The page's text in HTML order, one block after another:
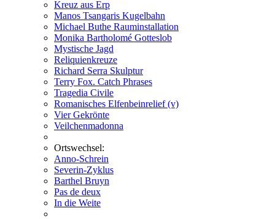
Kreuz aus Erp
Manos Tsangaris Kugelbahn
Michael Buthe Rauminstallation
Monika Bartholomé Gotteslob
Mystische Jagd
Reliquienkreuze
Richard Serra Skulptur
Terry Fox. Catch Phrases
Tragedia Civile
Romanisches Elfenbeinrelief (v)
Vier Gekrönte
Veilchenmadonna
Ortswechsel:
Anno-Schrein
Severin-Zyklus
Barthel Bruyn
Pas de deux
In die Weite